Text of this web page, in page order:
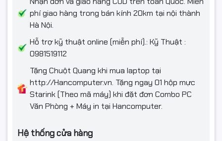
phí giao hàng trong bán kính 20km tại nội thành
Hà Nội.
Hỗ trợ kỹ thuật online (miễn phí).: Kỹ Thuật :
0981519112
Tặng Chuột Quang khi mua laptop tại
http://Hancomputer.vn. Tặng ngay 01 hộp mực
Starink (Theo mã máy) khi đặt đơn Combo PC
Văn Phòng + Máy in tại Hancomputer.
Hệ thống cửa hàng